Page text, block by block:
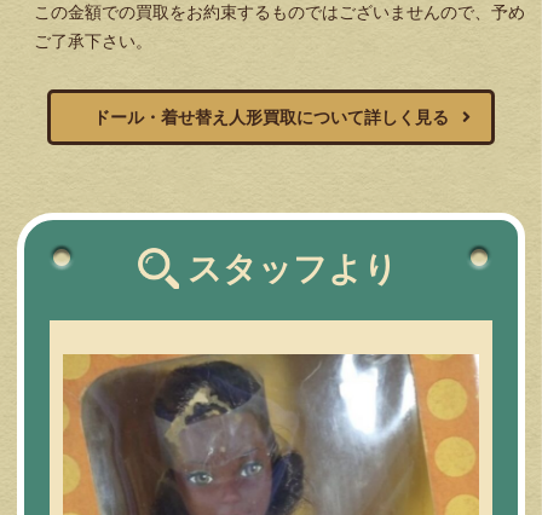
この金額での買取をお約束するものではございませんので、予め
ご了承下さい。
ドール・着せ替え人形買取について詳しく見る
スタッフより